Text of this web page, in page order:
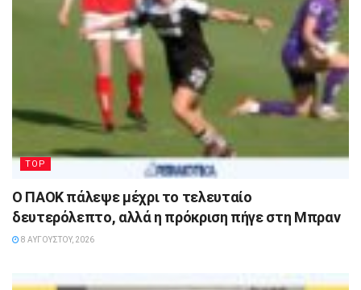
TOP
Ο ΠΑΟΚ πάλεψε μέχρι το τελευταίο
δευτερόλεπτο, αλλά η πρόκριση πήγε στη Μπραν
8 ΑΥΓΟΎΣΤΟΥ, 2026